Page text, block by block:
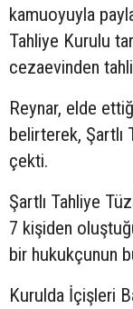
kamuoyuyla
Tahliye Kurulu
cezaevinden
Reynar, elde
belirterek, Şartlı
çekti.
Şartlı Tahliye
7 kişiden
bir hukukçunun
Kurulda İçişleri